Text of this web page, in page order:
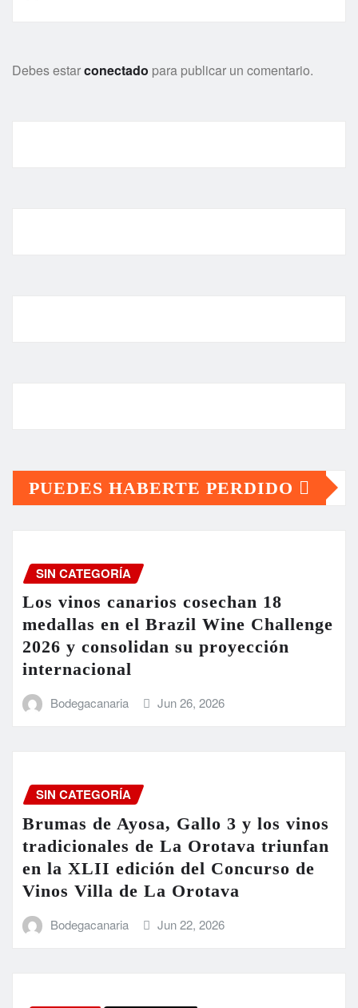
Debes estarconectado para publicar un comentario.
PUEDES HABERTE PERDIDO
SIN CATEGORÍA
Los vinos canarios cosechan 18
medallas en el Brazil Wine Challenge
2026 y consolidan su proyección
internacional
Bodegacanaria Jun 26, 2026
SIN CATEGORÍA
Brumas de Ayosa, Gallo 3 y los vinos
tradicionales de La Orotava triunfan
en la XLII edición del Concurso de
Vinos Villa de La Orotava
Bodegacanaria Jun 22, 2026